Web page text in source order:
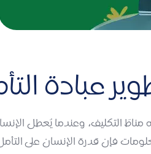
عبادة
التكليف، وعندما يُعطل
فإن قدرة الإنسان على